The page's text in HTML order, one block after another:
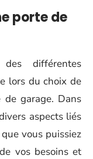
porte de
différentes
lors du choix de
garage. Dans
aspects liés
vous puissiez
vos besoins et